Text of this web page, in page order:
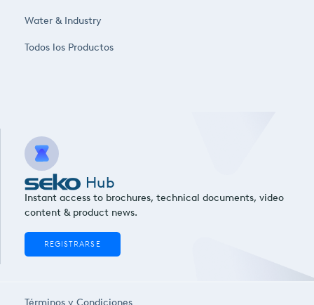
Water & Industry
Todos los Productos
Hub
Instant access to brochures, technical documents, video
content & product news.
REGISTRARSE
Términos y Condiciones